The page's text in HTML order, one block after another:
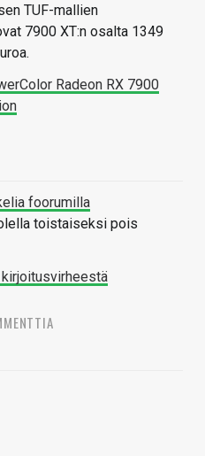
TUF-mallien
7900 XT:n osalta 1349
Radeon RX 7900
foorumilla
toistaiseksi pois